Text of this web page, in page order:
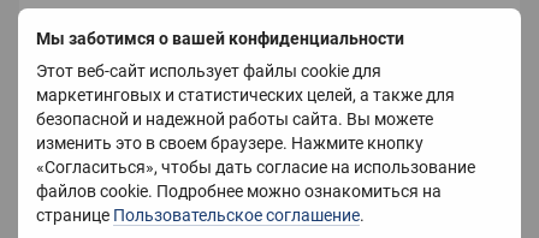
Мы заботимся о вашей конфиденциальности
Этот веб-сайт использует файлы cookie для
маркетинговых и статистических целей, а также для
безопасной и надежной работы сайта. Вы можете
изменить это в своем браузере. Нажмите кнопку
«Согласиться», чтобы дать согласие на использование
файлов cookie. Подробнее можно ознакомиться на
странице Пользовательское соглашение.
Описание
Плюшевое постельное белье (велюровое) из
микрофибры
Размер Евро :
Пододеяльник 200*220